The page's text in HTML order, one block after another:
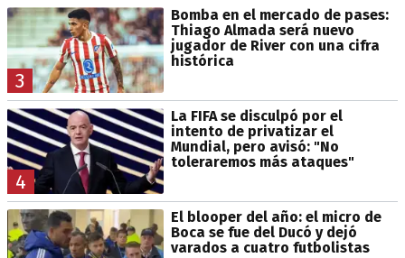
3
Bomba en el mercado de pases:
Thiago Almada será nuevo
jugador de River con una cifra
histórica
4
La FIFA se disculpó por el
intento de privatizar el
Mundial, pero avisó: "No
toleraremos más ataques"
El blooper del año: el micro de
Boca se fue del Ducó y dejó
varados a cuatro futbolistas